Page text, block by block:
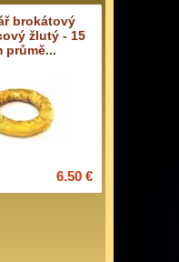
brokátový
žlutý - 15
průmě...
6.50 €